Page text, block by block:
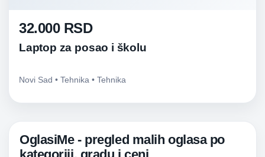
32.000 RSD
Laptop za posao i školu
Novi Sad • Tehnika • Tehnika
OglasiMe - pregled malih oglasa po